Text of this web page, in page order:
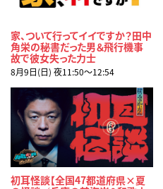
家、ついて行ってイイですか？田中
角栄の秘書だった男＆飛行機事
故で彼女失った力士
8月9日(日) 夜11:50〜12:54
初耳怪談【全国47都道府県×夏